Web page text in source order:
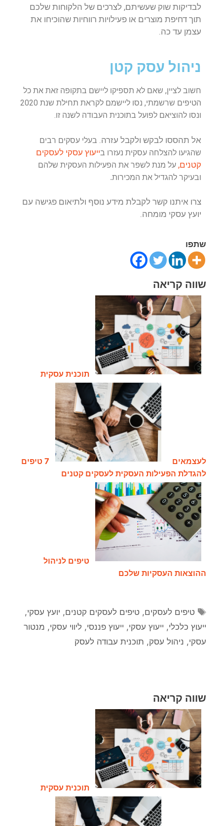
לבדיקות שוק שעשיתם, לצרכים של הלקוחות שלכם
תוך דחיפת מוצרים או פעילויות רווחיות שהוכיחו את
עצמן עד כה.
ניהול עסק קטן
חשוב לציין, שאם לא תספיקו ליישם בתקופה זאת את כל
הטיפים שרשמתי, נסו ליישמם לקראת תחילת שנת 2020
ונסו להוציאם לפועל בתוכנית העבודה לשנה זו.
אל תהססו לבקש ולקבל עזרה. בעלי עסקים רבים
שהגיעו להצלחה עסקית נעזרו בייעוץ עסקי לעסקים
קטנים, על מנת לשפר את הפעילות העסקית שלהם
ובעיקר להגדיל את המכירות.
צרו איתנו קשר לקבלת מידע נוסף ולתיאום פגישה עם
יועץ עסקי מומחה.
שתפו
שווה קריאה
תוכנית עסקית
לעצמאים
7 טיפים
להגדלת הפעילות העסקית לעסקים קטנים
טיפים לניהול
ההוצאות העסקיות שלכם
טיפים לעסקים,טיפים לעסקים קטנים, יועץ עסקי,
ייעוץ כלכלי, ייעוץ עסקי, ייעוץ פננסי, ליווי עסקי, מנטור
עסקי, ניהול עסק, תוכנית עבודה לעסק
שווה קריאה
תוכנית עסקית